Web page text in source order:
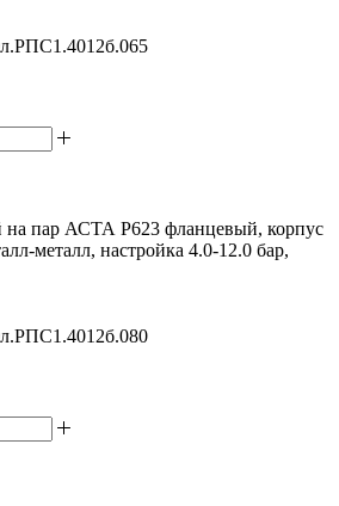
пар АСТА Р623 фланцевый, корпус
металл, настройка 4.0-12.0 бар,